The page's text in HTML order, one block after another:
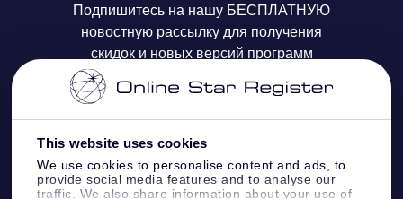
This website uses cookies
We use cookies to personalise content and ads, to
provide social media features and to analyse our
traffic. We also share information about your use of
Отзывы
Подарочная карта OSR
Корпоративные подарки
Персонализированная страница Star Page
One Million Stars
OSR Starsaver
VR-приложение Fly me to the stars
Платежная информация
Информация по доставке
Политика возврата
Созвездиях
Подпишитесь на нашу БЕСПЛАТНУЮ
новостную рассылку для получения
скидок и новых версий программ